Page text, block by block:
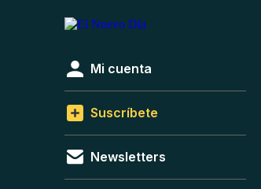
Mi cuenta
Suscríbete
Newsletters